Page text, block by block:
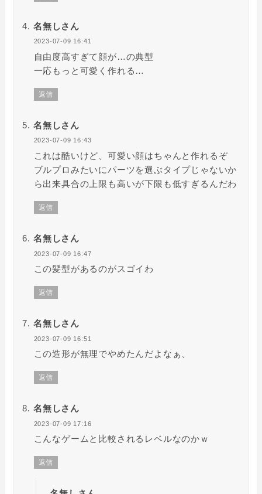
名無しさん
2023-07-09 16:41
自由度高すぎて顔が…の典型
一応もっと可愛く作れる…
返信
名無しさん
2023-07-09 16:43
これは酷いけど、可愛い顔はちゃんと作れるぞ
ブルプロみたいにパーツを選ぶタイプじゃないか
ら出来具合の上限も高いが下限も低すぎるんだわ
返信
名無しさん
2023-07-09 16:47
この髪型があるのがスゴイわ
返信
名無しさん
2023-07-09 16:51
この造形が無理でやめたんだよなぁ、
返信
名無しさん
2023-07-09 17:16
こんなゲームと比較されるレベルなのかｗ
返信